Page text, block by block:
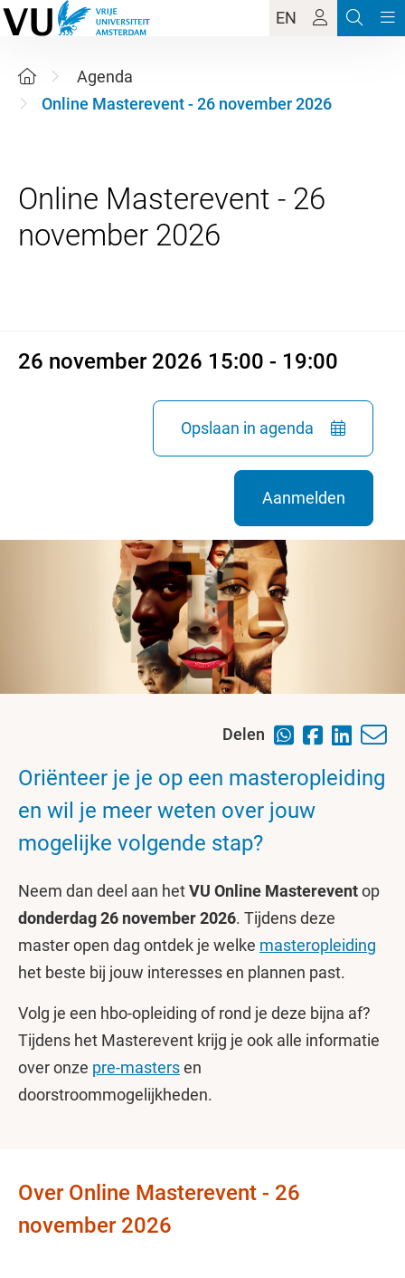
EN
Agenda
Online Masterevent - 26 november 2026
Online Masterevent - 26
26 november 2026 15:00 - 19:00
Opslaan in agenda
Aanmelden
Delen
Oriënteer je je op een masteropleiding
en wil je meer weten over jouw
mogelijke volgende stap?
Neem dan deel aan hetVU Online Mastereventop
donderdag 26 november 2026. Tijdens deze
master open dag ontdek je welke masteropleiding
het beste bij jouw interesses en plannen past.
Volg je een hbo-opleiding of rond je deze bijna af?
Tijdens het Masterevent krijg je ook alle informatie
over onze pre-mastersen
doorstroommogelijkheden.
Over Online Masterevent - 26
november 2026